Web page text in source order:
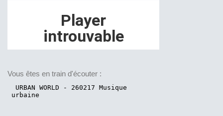
Vous êtes en train d'écouter :